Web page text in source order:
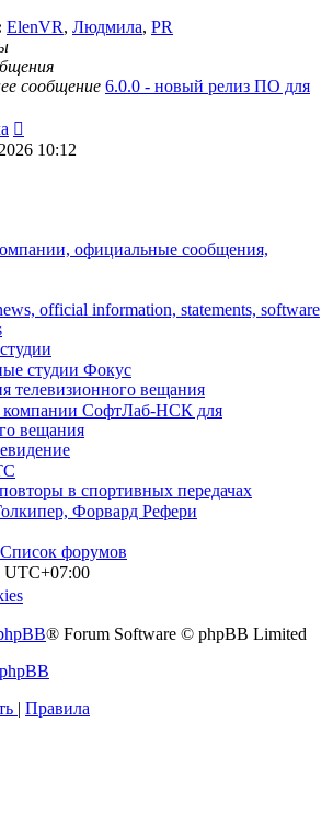
ElenVR, Людмила, PR
сообщение 6.0.0 - новый релиз ПО для
к10:12
официальные сообщения,
official information, statements, software
студии Фокус
телевизионного вещания
СофтЛаб-НСК для
вещания
в спортивных передачах
Форвард Рефери
Список форумов
UTC+07:00
® Forum Software © phpBB Limited
| Правила